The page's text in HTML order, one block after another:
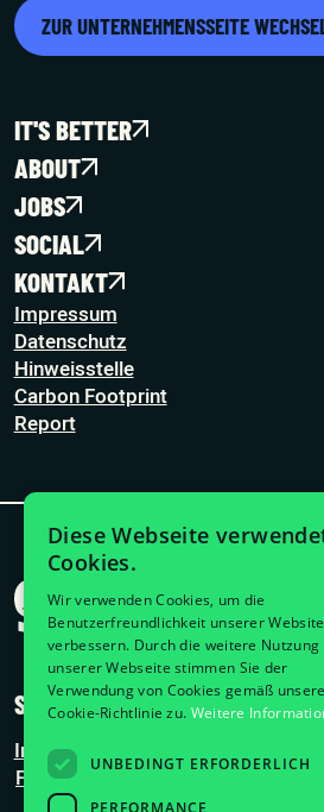
ZUR UNTERNEHMENSSEITE
IT'S BETTER
ABOUT
JOBS
SOCIAL
KONTAKT
Impressum
Datenschutz
Hinweisstelle
Carbon Footprint
Report
SOCIAL
Instagram
Facebook
TikTok
Diese Webseite
Cookies.
Wir verwenden Cookies, um die
Benutzerfreundlichkeit unserer
verbessern. Durch die weitere Nutzung
unserer Webseite stimmen Sie der
Verwendung von Cookies gemäß
Cookie-Richtlinie zu. Weitere
UNBEDINGT ERFORDERLICH
PERFORMANCE